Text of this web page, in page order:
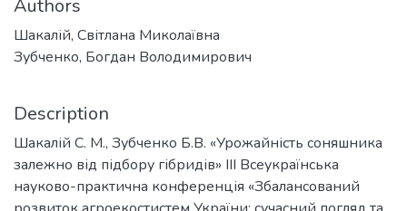
Authors
Шакалій, Світлана Миколаївна
Зубченко, Богдан Володимирович
Description
Шакалій С. М., Зубченко Б.В. «Урожайність соняшника
залежно від підбору гібридів» ІІІ Всеукраїнська
науково-практична конференція «Збалансований